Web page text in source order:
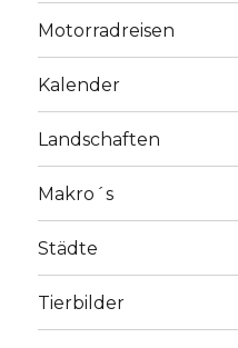
Motorradreisen
Kalender
Landschaften
Makro´s
Städte
Tierbilder